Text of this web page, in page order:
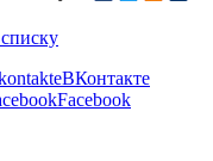
ВКонтакте
Facebook